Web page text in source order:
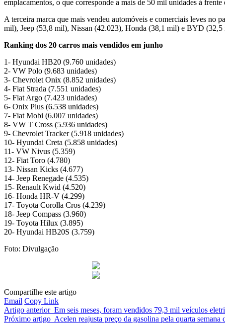
emplacamentos, o que corresponde a mais de 50 mil unidades à
A terceira marca que mais vendeu automóveis e comerciais leves
mil), Jeep (53,8 mil), Nissan (42.023), Honda (38,1 mil) e BYD (32,5
Ranking dos 20 carros mais vendidos em junho
1- Hyundai HB20 (9.760 unidades)
2- VW Polo (9.683 unidades)
3- Chevrolet Onix (8.852 unidades)
4- Fiat Strada (7.551 unidades)
5- Fiat Argo (7.423 unidades)
6- Onix Plus (6.538 unidades)
7- Fiat Mobi (6.007 unidades)
8- VW T Cross (5.936 unidades)
9- Chevrolet Tracker (5.918 unidades)
10- Hyundai Creta (5.858 unidades)
11- VW Nivus (5.359)
12- Fiat Toro (4.780)
13- Nissan Kicks (4.677)
14- Jeep Renegade (4.535)
15- Renault Kwid (4.520)
16- Honda HR-V (4.299)
17- Toyota Corolla Cros (4.239)
18- Jeep Compass (3.960)
19- Toyota Hilux (3.895)
20- Hyundai HB20S (3.759)
Foto: Divulgação
Compartilhe este artigo
Email Copy Link
Artigo anterior Em seis meses, foram vendidos 79,3 mil veículos
Próximo artigo Acelen reajusta preço da gasolina pela quarta